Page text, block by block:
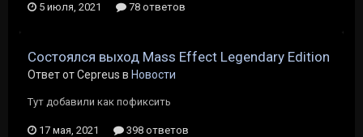
5 июля, 2021 78 ответов
Состоялся выход Mass Effect Legendary Edition
Ответ от Cepreus в Новости
Тут добавили как пофиксить
17 мая, 2021 398 ответов